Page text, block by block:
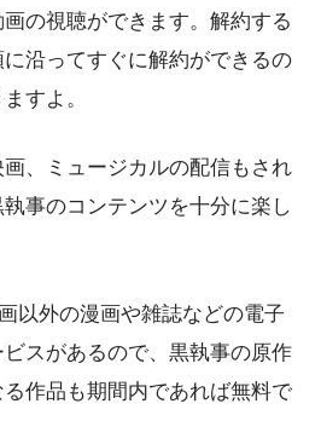
の視聴ができます。解約する
沿ってすぐに解約ができるの
すよ。
、ミュージカルの配信もされ
事のコンテンツを十分に楽し
以外の漫画や雑誌などの電子
スがあるので、黒執事の原作
作品も期間内であれば無料で